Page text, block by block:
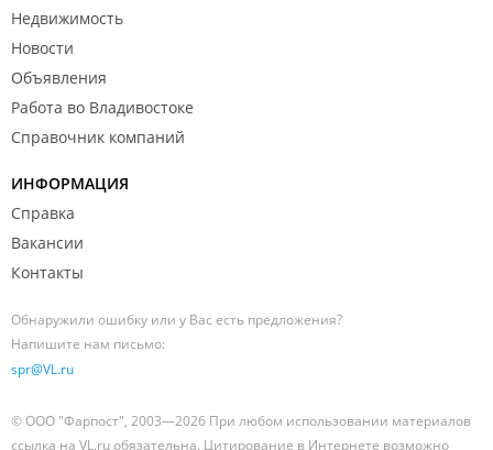
Недвижимость
Новости
Объявления
Работа во Владивостоке
Справочник компаний
ИНФОРМАЦИЯ
Справка
Вакансии
Контакты
Обнаружили ошибку или у Вас есть предложения?
Напишите нам письмо:
spr@VL.ru
© ООО "Фарпост", 2003—2026 При любом использовании материалов
ссылка на VL.ru обязательна. Цитирование в Интернете возможно